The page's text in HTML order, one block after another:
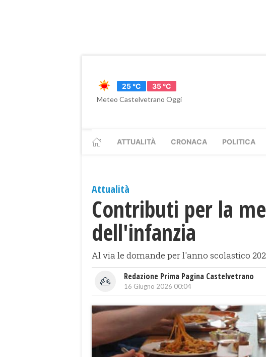
25 °C
35 °C
Meteo Castelvetrano Oggi
ATTUALITÀ CRONACA POLITICA
Attualità
Contributi per la
dell'infanzia
Al via le domande per l'anno scolastico
Redazione Prima Pagina Castelvetrano
16 Giugno 2026 00:04